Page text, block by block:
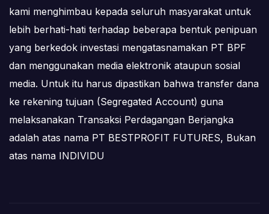
kami menghimbau kepada seluruh masyarakat untuk
lebih berhati-hati terhadap beberapa bentuk penipuan
yang berkedok investasi mengatasnamakan PT BPF
dan menggunakan media elektronik ataupun sosial
media. Untuk itu harus dipastikan bahwa transfer dana
ke rekening tujuan (Segregated Account) guna
melaksanakan Transaksi Perdagangan Berjangka
adalah atas nama PT BESTPROFIT FUTURES, Bukan
atas nama INDIVIDU